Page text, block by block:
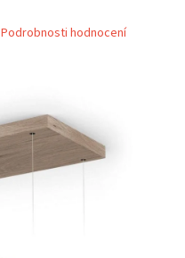
Podrobnosti hodnocení